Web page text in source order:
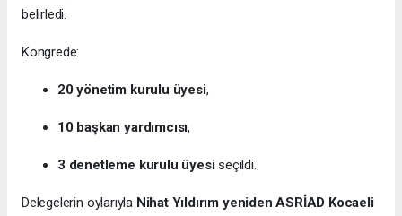
belirledi.
Kongrede:
20 yönetim kurulu üyesi,
10 başkan yardımcısı,
3 denetleme kurulu üyesiseçildi.
Delegelerin oylarıyla Nihat Yıldırım yeniden ASRİAD Kocaeli